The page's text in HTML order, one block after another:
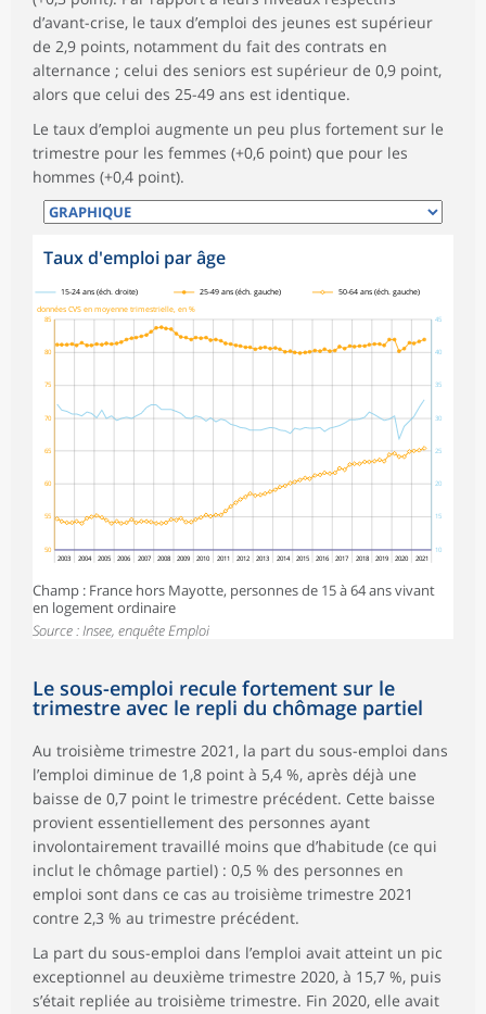
d’avant-crise, le taux d’emploi des jeunes est supérieur
de 2,9 points, notamment du fait des contrats en
alternance ; celui des seniors est supérieur de 0,9 point,
alors que celui des 25-49 ans est identique.
Le taux d’emploi augmente un peu plus fortement sur le
trimestre pour les femmes (+0,6 point) que pour les
hommes (+0,4 point).
Taux d'emploi par âge
50
55
60
65
70
75
80
85
10
15
20
25
30
35
40
45
données CVS en moyenne trimestrielle, en %
2003 2004 2005 2006 2007 2008 2009 2010 2011 2012 2013 2014 2015 2016 2017 2018 2019 2020 2021
15-24 ans (éch. droite) 25-49 ans (éch. gauche) 50-64 ans (éch. gauche)
Champ : France hors Mayotte, personnes de 15 à 64 ans vivant
en logement ordinaire
Source : Insee, enquête Emploi
Le sous-emploi recule fortement sur le
trimestre avec le repli du chômage partiel
Au troisième trimestre 2021, la part du sous-emploi dans
l’emploi diminue de 1,8 point à 5,4 %, après déjà une
baisse de 0,7 point le trimestre précédent. Cette baisse
provient essentiellement des personnes ayant
involontairement travaillé moins que d’habitude (ce qui
inclut le chômage partiel) : 0,5 % des personnes en
emploi sont dans ce cas au troisième trimestre 2021
contre 2,3 % au trimestre précédent.
La part du sous-emploi dans l’emploi avait atteint un pic
exceptionnel au deuxième trimestre 2020, à 15,7 %, puis
s’était repliée au troisième trimestre. Fin 2020, elle avait